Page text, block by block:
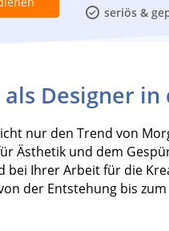
seriös &
Designer
nur den Trend von
Ästhetik und dem
bei Ihrer Arbeit für die
der Entstehung bis